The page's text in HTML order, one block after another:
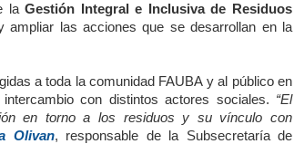
laGestión Integral e Inclusiva de Residuos
ampliar las acciones que se desarrollan en la
a toda la comunidad FAUBA y al público en
con distintos actores sociales. “El
en torno a los residuos y su vínculo con
Olivan, responsable de la Subsecretaría de